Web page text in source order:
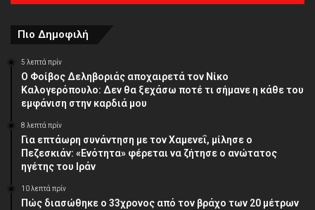
διεύθυνση
Πιο Δημοφιλή
5 λεπτά πρίν
Ο Φοίβος Δεληβοριάς αποχαιρετά τον Νίκο
Καλογερόπουλο: Δεν θα ξεχάσω ποτέ τι σήμανε η κάθε του
εμφάνιση στην καρδιά μου
8 λεπτά πρίν
Για επτάωρη συνάντηση με τον Χαμενεΐ, μίλησε ο
Πεζεσκιάν: «Ενότητα» φέρεται να ζήτησε ο ανώτατος
ηγέτης του Ιράν
10 λεπτά πρίν
Πώς διασώθηκε ο 33χρονος από τον βράχο των 20 μέτρων